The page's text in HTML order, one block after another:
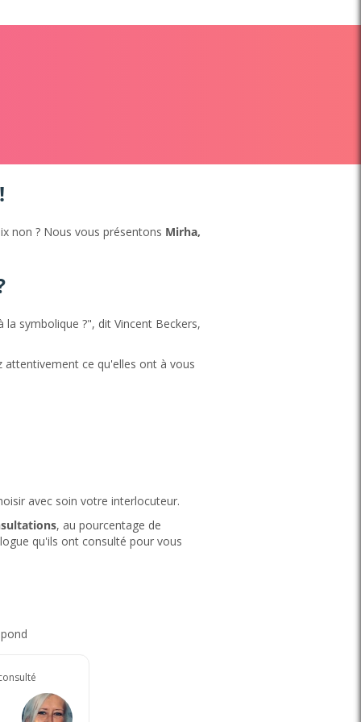
non ? Nous vous présentons Mirha,
symbolique ?", dit Vincent Beckers,
attentivement ce qu'elles ont à vous
avec soin votre interlocuteur.
, au pourcentage de
qu'ils ont consulté pour vous